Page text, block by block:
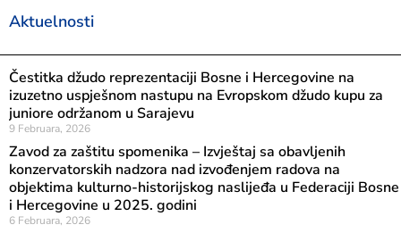
Aktuelnosti
Čestitka džudo reprezentaciji Bosne i Hercegovine na
izuzetno uspješnom nastupu na Evropskom džudo kupu za
juniore održanom u Sarajevu
9 Februara, 2026
Zavod za zaštitu spomenika – Izvještaj sa obavljenih
konzervatorskih nadzora nad izvođenjem radova na
objektima kulturno-historijskog naslijeđa u Federaciji Bosne
i Hercegovine u 2025. godini
6 Februara, 2026